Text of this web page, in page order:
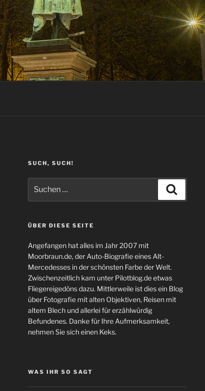
SUCH, SUCH!
nach:
ÜBER DIESE SEITE
Angefangen hat alles im Jahr 2007 mit
Moorbraun.de, der Auto-Biografie eines Alt-
Mercedesses in der schönsten Farbe der Welt.
Zwischenzeitlich kam unter Pilotblog.de etwas
Fliegereigedöns dazu. Mittlerweile ist dies ein Blog
über Fotografie mit alten Objektiven, Reisen mit
altem Blech und allerlei für erzählwürdig
Befundenes. Danke für Ihre Aufmerksamkeit,
nehmen Sie sich einen Keks.
WAS IHR SO SAGT